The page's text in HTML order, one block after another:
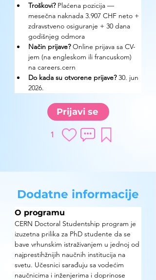
Troškovi? Plaćena pozicija —
mesečna naknada 3.907 CHF neto +
zdravstveno osiguranje + 30 dana
godišnjeg odmora
Način prijave? Online prijava sa CV-
jem (na engleskom ili francuskom)
na careers.cern
Do kada su otvorene prijave? 30. jun
2026.
Prijavi se
1
Dodatne informacije
O programu
CERN Doctoral Studentship program je
izuzetna prilika za PhD studente da se
bave vrhunskim istraživanjem u jednoj od
najprestihžnijih naučnih institucija na
svetu. Učesnici sarađuju sa vodećim
naučnicima i inženjerima i doprinose